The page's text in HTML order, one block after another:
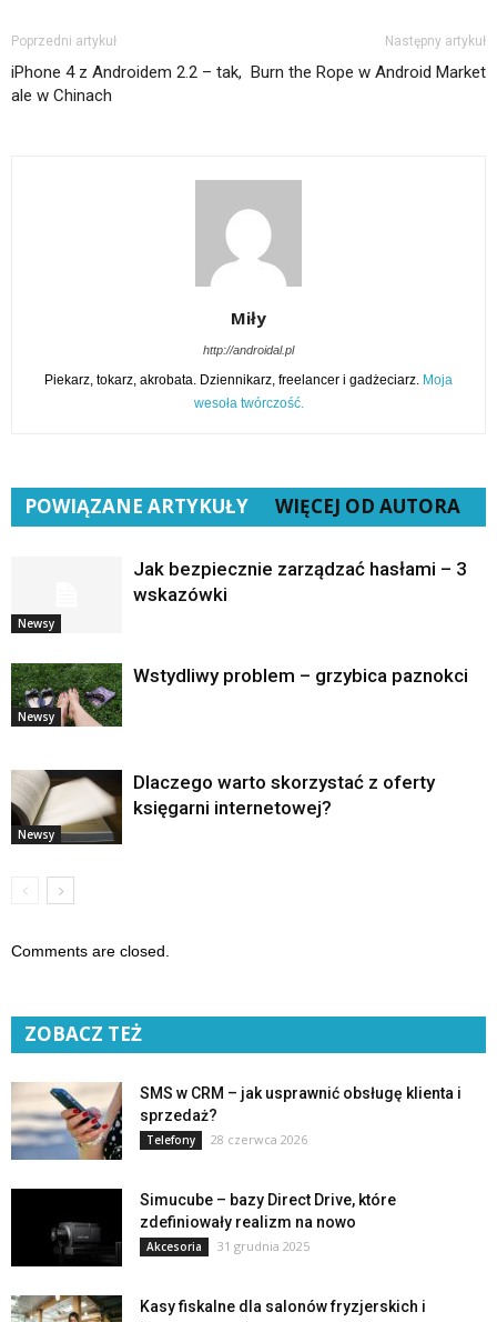
Poprzedni artykuł
iPhone 4 z Androidem 2.2 – tak,
ale w Chinach
Następny artykuł
Burn the Rope w Android Market
Miły
http://androidal.pl
Piekarz, tokarz, akrobata. Dziennikarz, freelancer i gadżeciarz. Moja
wesoła twórczość.
POWIĄZANE ARTYKUŁY WIĘCEJ OD AUTORA
Newsy
Jak bezpiecznie zarządzać hasłami – 3
wskazówki
Newsy
Wstydliwy problem – grzybica paznokci
Newsy
Dlaczego warto skorzystać z oferty
księgarni internetowej?
Comments are closed.
ZOBACZ TEŻ
SMS w CRM – jak usprawnić obsługę klienta i
sprzedaż?
Telefony 28 czerwca 2026
Simucube – bazy Direct Drive, które
zdefiniowały realizm na nowo
Akcesoria 31 grudnia 2025
Kasy fiskalne dla salonów fryzjerskich i